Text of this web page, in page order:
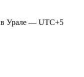
Урале — UTC+5